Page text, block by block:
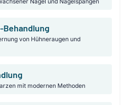
Behandlung
von Hühneraugen und
mit modernen Methoden